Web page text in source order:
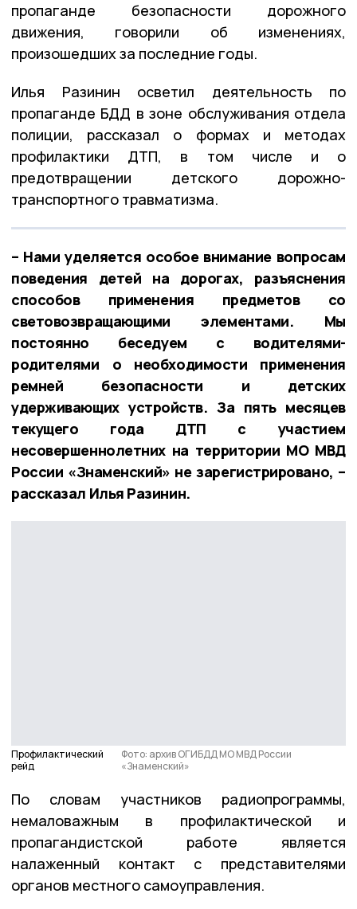
пропаганде безопасности дорожного
движения, говорили об изменениях,
произошедших за последние годы.
Илья Разинин осветил деятельность по
пропаганде БДД в зоне обслуживания отдела
полиции, рассказал о формах и методах
профилактики ДТП, в том числе и о
предотвращении детского дорожно-
транспортного травматизма.
– Нами уделяется особое внимание вопросам
поведения детей на дорогах, разъяснения
способов применения предметов со
световозвращающими элементами. Мы
постоянно беседуем с водителями-
родителями о необходимости применения
ремней безопасности и детских
удерживающих устройств. За пять месяцев
текущего года ДТП с участием
несовершеннолетних на территории МО МВД
России «Знаменский» не зарегистрировано, –
рассказал Илья Разинин.
Профилактический
рейд
Фото: архив ОГИБДД МО МВД России
«Знаменский»
По словам участников радиопрограммы,
немаловажным в профилактической и
пропагандистской работе является
налаженный контакт с представителями
органов местного самоуправления.